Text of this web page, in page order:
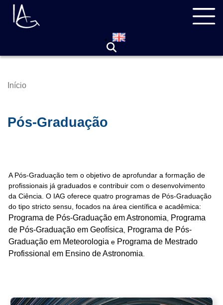
Pular
para
Trilha
Início
Pós-Graduação
A Pós-Graduação tem o objetivo de aprofundar a formação de
profissionais já graduados e contribuir com o desenvolvimento
da Ciência. O IAG oferece quatro programas de Pós-Graduação
do tipo stricto sensu, focados na área científica e acadêmica:
Programa de Pós-Graduação em Astronomia
Programa
de Pós-Graduação em Geofísica
Programa de Pós-
Graduação em Meteorologia e Programa de Mestrado
Profissional em Ensino de Astronomia